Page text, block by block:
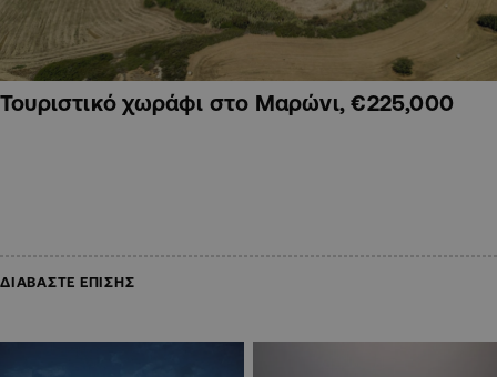
Τουριστικό χωράφι στο Μαρώνι, €225,000
ΔΙΑΒΑΣΤΕ ΕΠΙΣΗΣ